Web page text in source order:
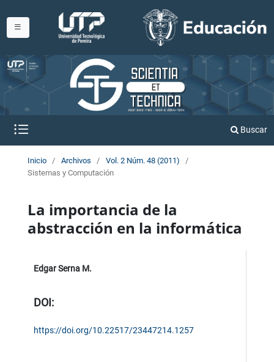
Buscar
Inicio / Archivos / Vol. 2 Núm. 48 (2011)
/
Sistemas y Computación
La importancia de la
abstracción en la informática
Edgar Serna M.
DOI:
https://doi.org/10.22517/23447214.1257